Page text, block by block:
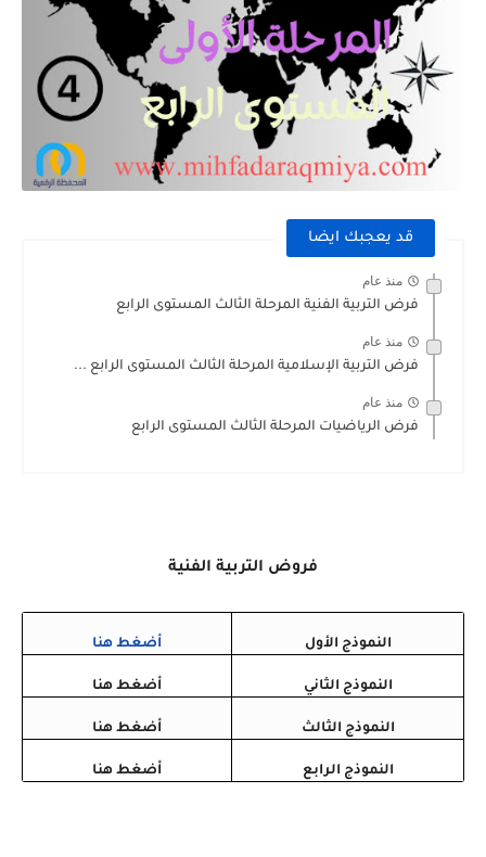
قد يعجبك ايضا
منذ عام
فرض التربية الفنية المرحلة الثالث المستوى الرابع
منذ عام
فرض التربية الإسلامية المرحلة الثالث المستوى الرابع ...
منذ عام
فرض الرياضيات المرحلة الثالث المستوى الرابع
فروض التربية الفنية
النموذج الأول أضغط هنا
النموذج الثاني أضغط هنا
النموذج الثالث أضغط هنا
النموذج الرابع أضغط هنا